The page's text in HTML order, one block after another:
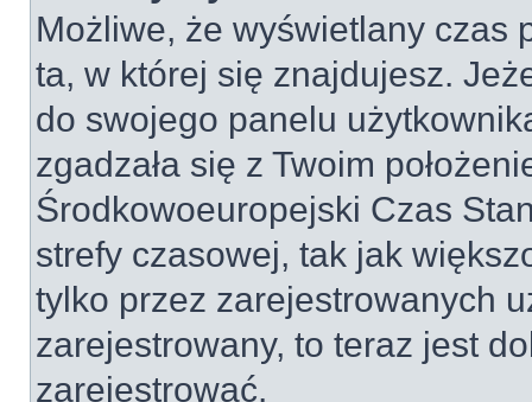
Możliwe, że wyświetlany czas
ta, w której się znajdujesz.
do swojego panelu
zgadzała się z Twoim
Środkowoeuropejski Czas
strefy czasowej, tak jak
tylko przez zarejestrowanych
zarejestrowany, to teraz jest
zarejestrować.